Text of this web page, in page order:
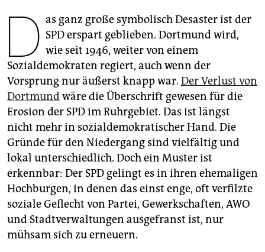
genossenschaft
epaper login
D as ganz große symbolisch Desaster ist der
SPD erspart geblieben. Dortmund wird,
wie seit 1946, weiter von einem
Sozialdemokraten regiert, auch wenn der
Vorsprung nur äußerst knapp war. Der Verlust von
Dortmundwäre die Überschrift gewesen für die
Erosion der SPD im Ruhrgebiet. Das ist längst
nicht mehr in sozialdemokratischer Hand. Die
Gründe für den Niedergang sind vielfältig und
lokal unterschiedlich. Doch ein Muster ist
erkennbar: Der SPD gelingt es in ihren ehemaligen
Hochburgen, in denen das einst enge, oft verfilzte
soziale Geflecht von Partei, Gewerkschaften, AWO
und Stadtverwaltungen ausgefranst ist, nur
mühsam sich zu erneuern.